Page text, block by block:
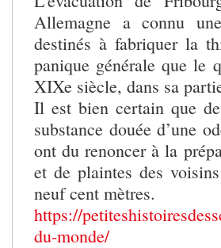
Allemagne a connu
destinés à fabriquer la
panique générale que le
XIXe siècle, dans sa
Il est bien certain que
substance douée d’une
ont du renoncer à la
et de plaintes des
neuf cent mètres.
https://
du-monde/